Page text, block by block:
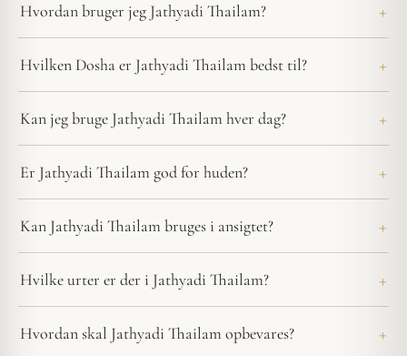
Hvordan bruger jeg Jathyadi Thailam?
Hvilken Dosha er Jathyadi Thailam bedst til?
Kan jeg bruge Jathyadi Thailam hver dag?
Er Jathyadi Thailam god for huden?
Kan Jathyadi Thailam bruges i ansigtet?
Hvilke urter er der i Jathyadi Thailam?
Hvordan skal Jathyadi Thailam opbevares?